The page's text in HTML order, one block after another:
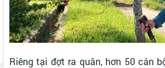
Riêng tại đợt ra quân, hơn 50 cán